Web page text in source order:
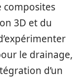
3D et du
le drainage,
d’un